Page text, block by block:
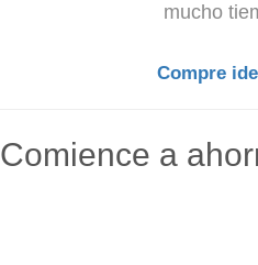
mucho
Compre
Comience a